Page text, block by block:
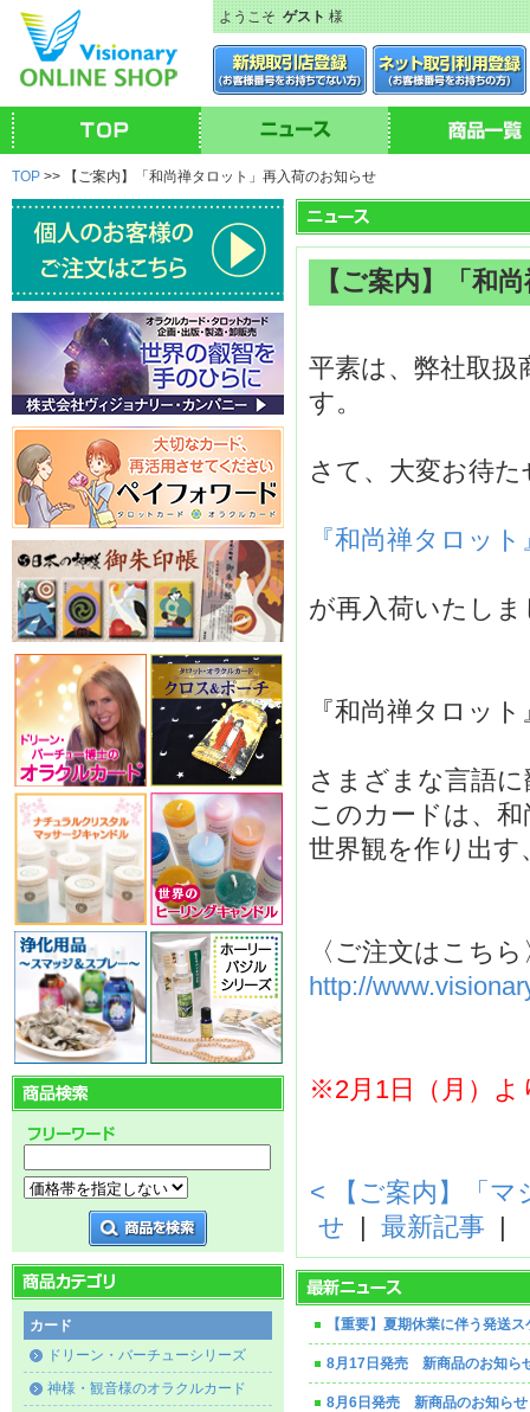
ようこそゲスト様
TOP >> 【ご案内】「和尚禅タロット」再入荷のお知らせ
カード
ドリーン・バーチューシリーズ
神様・観音様のオラクルカード
【ご案内】「和
平素は、弊社取
す。
さて、大変お待
『和尚禅タロット
が再入荷いたしま
『和尚禅タロット
さまざまな言語
このカードは、
世界観を作り出
〈ご注文はこちら
http://
※2月1日（月）よ
< 【ご案内】「
せ
最新記事
【重要】夏期休業に伴う発送
8月17日発売 新商品のお知ら
8月6日発売 新商品のお知らせ